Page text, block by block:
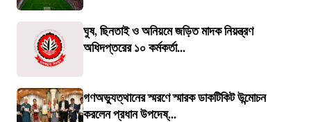
ঘুষ, ছিনতাই ও অনিয়মে জড়িত মাদক নিয়ন্ত্রণ
অধিদপ্তরের ১০ কর্মকর্তা...
গণঅভ্যুত্থানের স্মরণে স্মারক ডাকটিকিট উন্মোচন
করলেন প্রধান উপদেষ্...